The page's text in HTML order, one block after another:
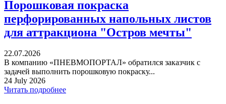
Порошковая покраска
перфорированных напольных листов
для аттракциона "Остров мечты"
22.07.2026
В компанию «ПНЕВМОПОРТАЛ» обратился заказчик с
задачей выполнить порошковую покраску...
24 July 2026
Читать подробнее